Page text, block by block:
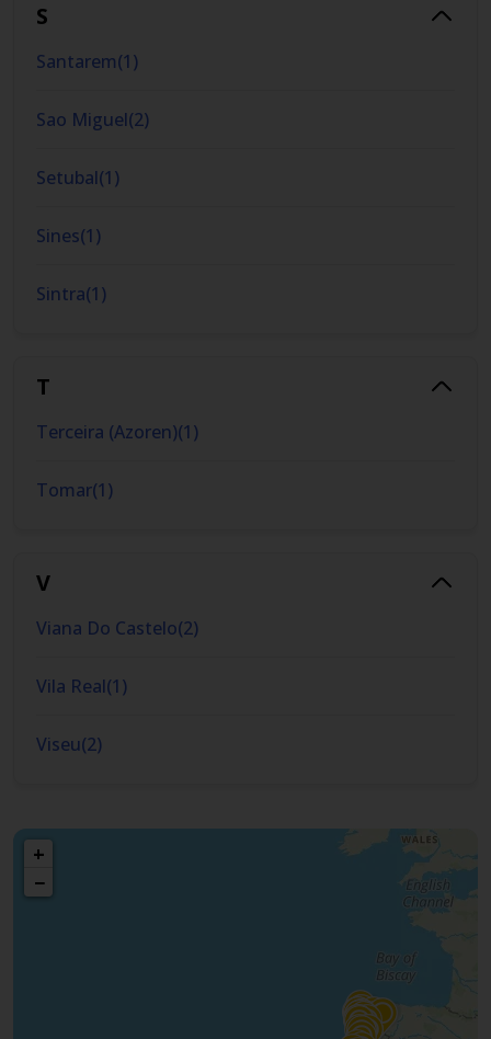
S
Santarem(1)
Sao Miguel(2)
Setubal(1)
Sines(1)
Sintra(1)
T
Terceira (Azoren)(1)
Tomar(1)
V
Viana Do Castelo(2)
Vila Real(1)
Viseu(2)
+
−